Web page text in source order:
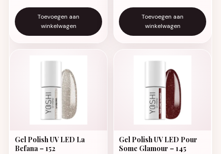
Toevoegen aan
winkelwagen
Toevoegen aan
winkelwagen
Gel Polish UV LED La
Befana – 152
Gel Polish UV LED Pour
Some Glamour – 145